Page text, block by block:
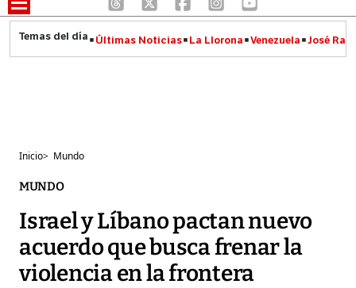
Últimas Noticias La Llorona Venezuela José
Inicio> Mundo
MUNDO
Israel y Líbano pactan nuevo
acuerdo que busca frenar la
violencia en la frontera